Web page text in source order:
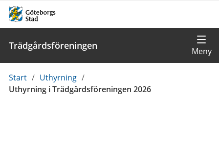
Trädgårdsföreningen
Du
är
Start / Uthyrning /
Uthyrning i Trädgårdsföreningen 2026